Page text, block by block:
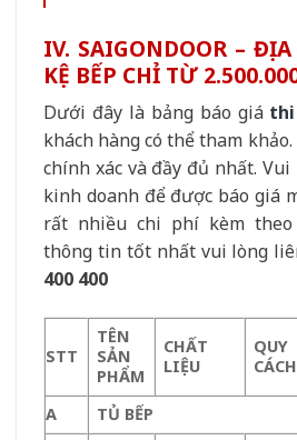
IV. SAIGONDOOR –
KỆ BẾP CHỈ TỪ
Dưới đây là bảng báo giá thi
khách hàng có thể tham
chính xác và đầy đủ nhất.
kinh doanh để được báo giá
rất nhiều chi phí kèm
thông tin tốt nhất vui lòng
400 400
STT
TÊN
SẢN
PHẨM
CHẤT
LIỆU
QUY
CÁCH
A TỦ BẾP